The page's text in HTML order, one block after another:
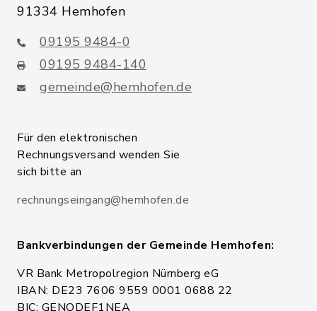
91334 Hemhofen
09195 9484-0
09195 9484-140
gemeinde@hemhofen.de
Für den elektronischen
Rechnungsversand wenden Sie
sich bitte an
rechnungseingang@hemhofen.de
Bankverbindungen der Gemeinde Hemhofen:
VR Bank Metropolregion Nürnberg eG
IBAN: DE23 7606 9559 0001 0688 22
BIC: GENODEF1NEA